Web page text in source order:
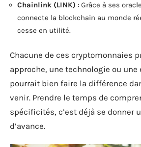
Chainlink (LINK) : Grâce à ses
connecte la blockchain au monde
cesse en utilité.
Chacune de ces cryptomonnaies
approche, une technologie ou une
pourrait bien faire la différence
venir. Prendre le temps de
spécificités, c’est déjà se donner
d’avance.